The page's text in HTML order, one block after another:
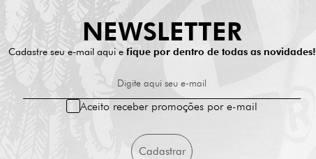
NEWSLETTER
Cadastre seu e-mail aqui e fique por dentro de todas as novidades!
Digite aqui seu e-mail
Cadastrar
Aceito receber promoções por e-mail